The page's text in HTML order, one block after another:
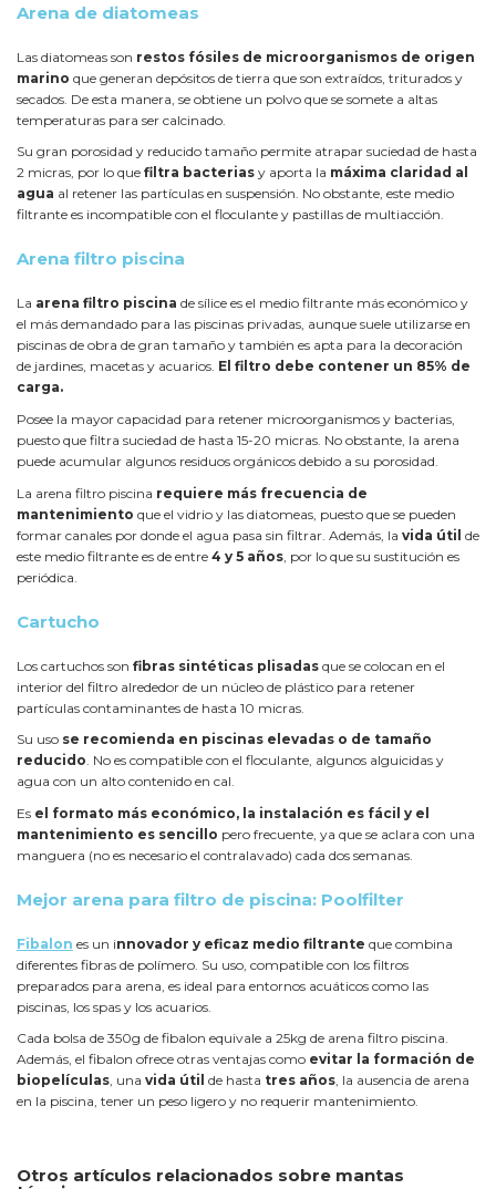
Arena de diatomeas
Las diatomeas son restos fósiles de microorganismos de origen
marino que generan depósitos de tierra que son extraídos, triturados y
secados. De esta manera, se obtiene un polvo que se somete a altas
temperaturas para ser calcinado.
Su gran porosidad y reducido tamaño permite atrapar suciedad de hasta
2 micras, por lo que filtra bacterias y aporta la máxima claridad al
agua al retener las partículas en suspensión. No obstante, este medio
filtrante es incompatible con el floculante y pastillas de multiacción.
Arena filtro piscina
La arena filtro piscina de sílice es el medio filtrante más económico y
el más demandado para las piscinas privadas, aunque suele utilizarse en
piscinas de obra de gran tamaño y también es apta para la decoración
de jardines, macetas y acuarios. El filtro debe contener un 85% de
carga.
Posee la mayor capacidad para retener microorganismos y bacterias,
puesto que filtra suciedad de hasta 15-20 micras. No obstante, la arena
puede acumular algunos residuos orgánicos debido a su porosidad.
La arena filtro piscina requiere más frecuencia de
mantenimiento que el vidrio y las diatomeas, puesto que se pueden
formar canales por donde el agua pasa sin filtrar. Además, la vida útil de
este medio filtrante es de entre 4 y 5 años , por lo que su sustitución es
periódica.
Cartucho
Los cartuchos son fibras sintéticas plisadas que se colocan en el
interior del filtro alrededor de un núcleo de plástico para retener
partículas contaminantes de hasta 10 micras.
Su uso se recomienda en piscinas elevadas o de tamaño
reducido. No es compatible con el floculante, algunos alguicidas y
agua con un alto contenido en cal.
Es el formato más económico, la instalación es fácil y el
mantenimiento es sencillo pero frecuente, ya que se aclara con una
manguera (no es necesario el contralavado) cada dos semanas.
Mejor arena para filtro de piscina: Poolfilter
Fibalon es un innovador y eficaz medio filtrante que combina
diferentes fibras de polímero. Su uso, compatible con los filtros
preparados para arena, es ideal para entornos acuáticos como las
piscinas, los spas y los acuarios.
Cada bolsa de 350g de fibalon equivale a 25kg de arena filtro piscina.
Además, el fibalon ofrece otras ventajas como evitar la formación de
biopelículas, una vida útil de hasta tres años, la ausencia de arena
en la piscina, tener un peso ligero y no requerir mantenimiento.
Otros artículos relacionados sobre mantas